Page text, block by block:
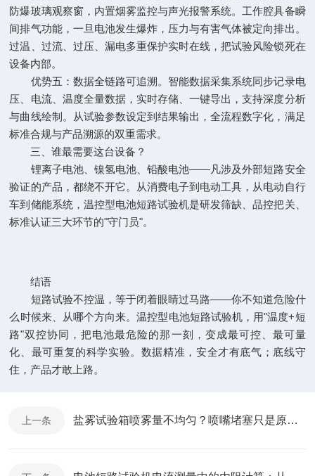
防爆玻璃观察窗，内置烟雾监控与声光报警系统。工作腔具备瞬
间排气功能，一旦电池发生爆炸，压力与有害气体被定向排出。
过温、过流、过压、漏电多重保护实时在线，把试验风险锁死在
设备内部。
优势五：数据全链路可追溯。智能数据采集系统同步记录电
压、电流、温度全量数据，实时存储、一键导出，支持深度分析
与曲线绘制。从试验参数设定到结果输出，全流程数字化，满足
标准合规与产品溯源的双重需求。
三、谁最需要这台设备？
锂离子电池、镍氢电池、铅酸电池——凡涉及外部短路安全
验证的产品，都绕不开它。从消费电子到电动工具，从电动自行
车到储能系统，温控型电池短路试验机是研发筛缺、品控把关、
标准认证三大环节的"守门员"。
结语
短路试验不控温，等于闭着眼睛过马路——你不知道危险什
么时候来、从哪个方向来。温控型电池短路试验机，用"温度+短
路"双控协同，把电池最危险的那一刻，变成最可控、最可量
化、最可重复的科学实验。数据精准，安全才有底气；底线守
住，产品才敢上路。
上一条 盐雾试验箱喷雾量不均匀？喷嘴堵塞只是原因之一